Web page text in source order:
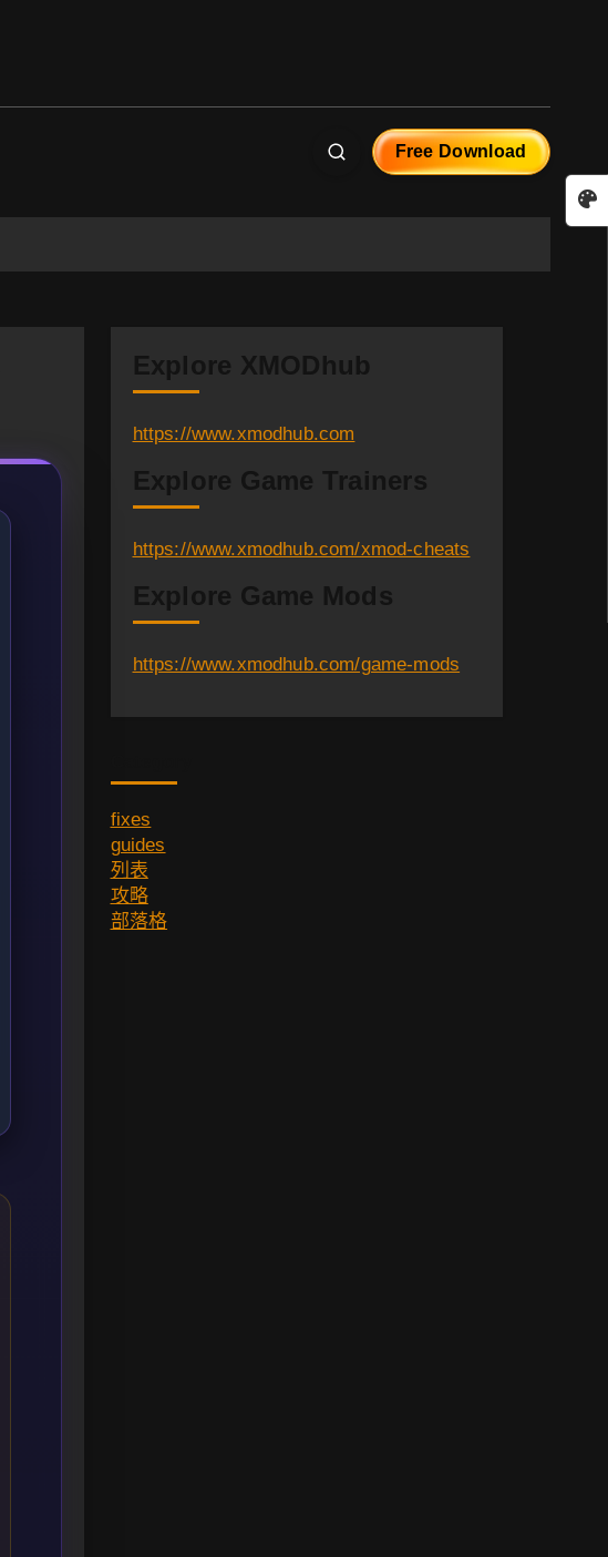
Free Download
Explore XMODhub
https://www.xmodhub.com
Explore Game Trainers
https://www.xmodhub.com/xmod-cheats
Explore Game Mods
https://www.xmodhub.com/game-mods
fixes
guides
列表
攻略
部落格